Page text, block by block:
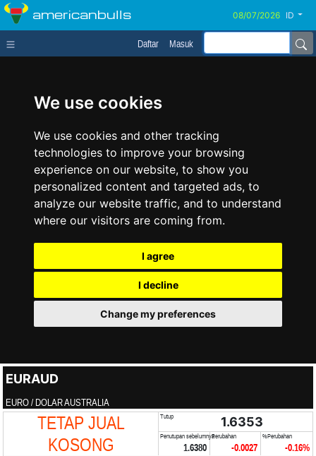
We use cookies
We use cookies and other tracking
technologies to improve your browsing
experience on our website, to show you
personalized content and targeted ads, to
analyze our website traffic, and to understand
where our visitors are coming from.
I agree
I decline
Change my preferences
americanbulls ID
Daftar Masuk
EURAUD
EURO / DOLAR AUSTRALIA
TETAP JUAL
KOSONG
Tutup 1.6353
Penutupan sebelumnya
1.6380
Perubahan
-0.0027
%Perubahan
-0.16%